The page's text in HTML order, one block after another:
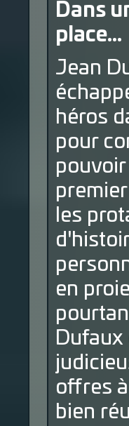
Dans
place...
Jean
héros
pour
les
en
Dufaux
offres
bien